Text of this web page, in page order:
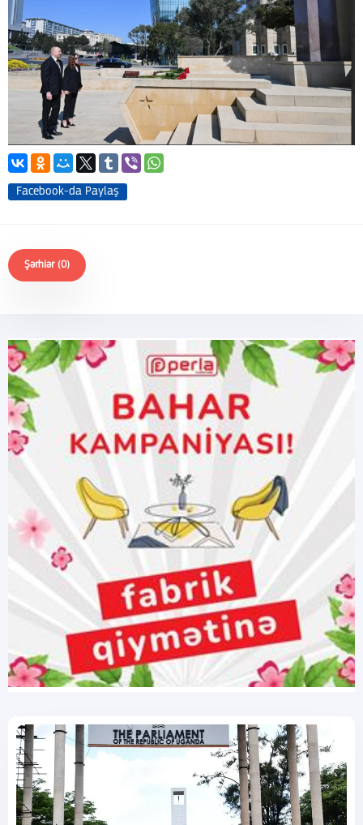
Facebook-da Paylaş
Şərhlər (0)